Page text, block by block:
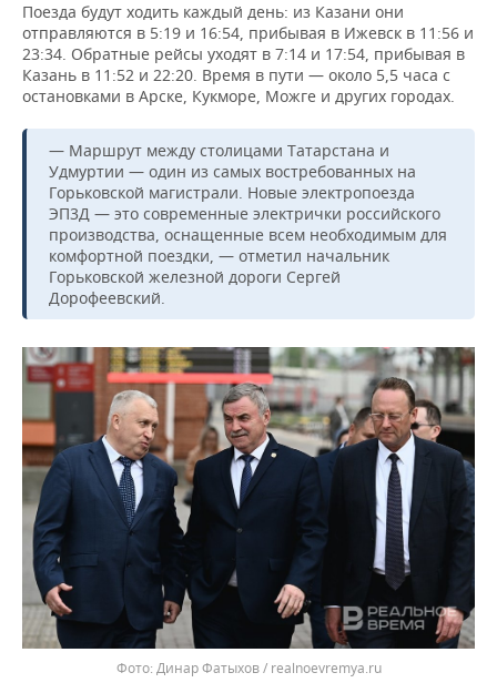
КИБЕРСПОРТ
ФИГУРНОЕ КАТАНИЕ
ВОДНЫЕ ВИДЫ СПОРТА
ХОККЕЙ С МЯЧОМ
КУЛЬТУРА
МЕДИЦИНА
ОБРАЗОВАНИЕ
ПРОИСШЕСТВИЯ
СПИСОК КОМПАНИЙ
Поезда будут ходить каждый день: из Казани они
отправляются в 5:19 и 16:54, прибывая в Ижевск в 11:56 и
23:34. Обратные рейсы уходят в 7:14 и 17:54, прибывая в
Казань в 11:52 и 22:20. Время в пути — около 5,5 часа с
остановками в Арске, Кукморе, Можге и других городах.
— Маршрут между столицами Татарстана и
Удмуртии — один из самых востребованных на
Горьковской магистрали. Новые электропоезда
ЭП3Д — это современные электрички российского
производства, оснащенные всем необходимым для
комфортной поездки, — отметил начальник
Горьковской железной дороги Сергей
Дорофеевский.
Динар Фатыхов / realnoevremya.ru